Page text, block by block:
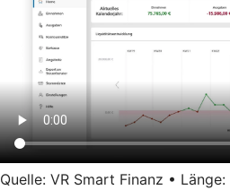
Quelle: VR Smart Finanz •